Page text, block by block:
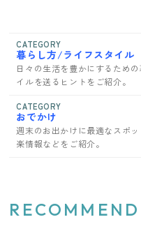
CATEGORY
暮らし方/ライフスタイル
日々の生活を豊かにするため
イルを送るヒントをご紹介。
CATEGORY
おでかけ
週末のお出かけに最適なスポ
楽情報などをご紹介。
RECOMMEND